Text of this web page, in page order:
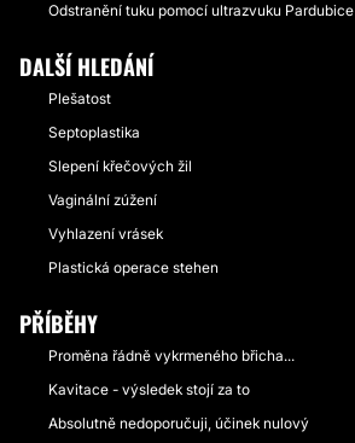
Odstranění tuku pomocí ultrazvuku Pardubice
DALŠÍ HLEDÁNÍ
Plešatost
Septoplastika
Slepení křečových žil
Vaginální zúžení
Vyhlazení vrásek
Plastická operace stehen
PŘÍBĚHY
Proměna řádně vykrmeného břicha...
Kavitace - výsledek stojí za to
Absolutně nedoporučuji, účinek nulový